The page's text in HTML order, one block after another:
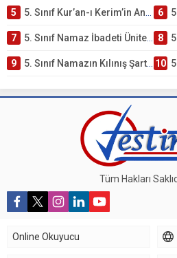
5 5. Sınıf Kur’an-ı Kerim’in Anlamı ve Önemi Testi – Online Çöz 6 5.
7 5. Sınıf Namaz İbadeti Ünite Testi – Online Çöz 8
9 5. Sınıf Namazın Kılınış Şartları Testi 10
Tüm Hakları
Online Okuyucu